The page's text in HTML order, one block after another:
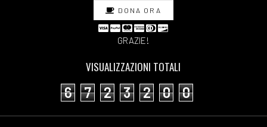
DONA ORA
GRAZIE!
VISUALIZZAZIONI TOTALI
6 7 2 3 2 0 0